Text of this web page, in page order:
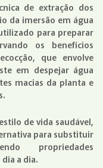
de extração dos
da imersão em água
para preparar
os benefícios
que envolve
em despejar água
macias da planta e
de vida saudável,
para substituir
propriedades
a dia.